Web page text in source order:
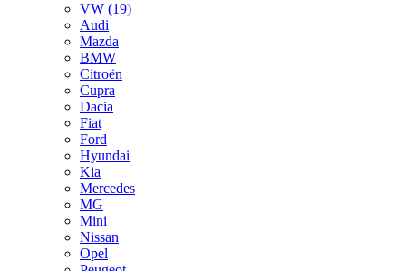
VW (19)
Audi
Mazda
BMW
Citroën
Cupra
Dacia
Fiat
Ford
Hyundai
Kia
Mercedes
MG
Mini
Nissan
Opel